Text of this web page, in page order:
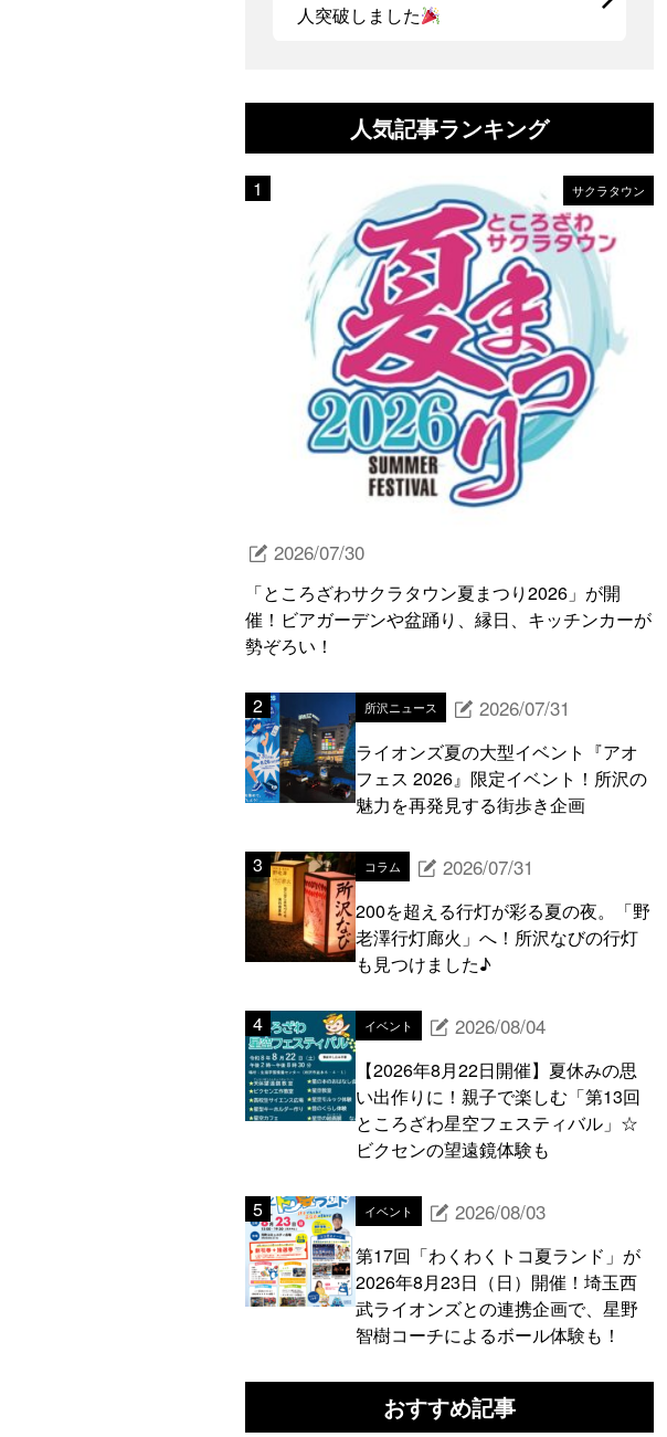
人突破しました
人気記事ランキング
サクラタウン
2026/07/30
「ところざわサクラタウン夏まつり2026」が開
催！ビアガーデンや盆踊り、縁日、キッチンカーが
勢ぞろい！
所沢ニュース 2026/07/31
ライオンズ夏の大型イベント『アオ
フェス 2026』限定イベント！所沢の
魅力を再発見する街歩き企画
コラム 2026/07/31
200を超える行灯が彩る夏の夜。「野
老澤行灯廊火」へ！所沢なびの行灯
も見つけました♪
イベント 2026/08/04
【2026年8月22日開催】夏休みの思
い出作りに！親子で楽しむ「第13回
ところざわ星空フェスティバル」☆
ビクセンの望遠鏡体験も
イベント 2026/08/03
第17回「わくわくトコ夏ランド」が
2026年8月23日（日）開催！埼玉西
武ライオンズとの連携企画で、星野
智樹コーチによるボール体験も！
おすすめ記事